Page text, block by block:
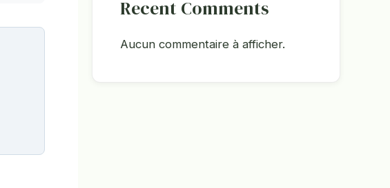
Recent Comments
Aucun commentaire à afficher.